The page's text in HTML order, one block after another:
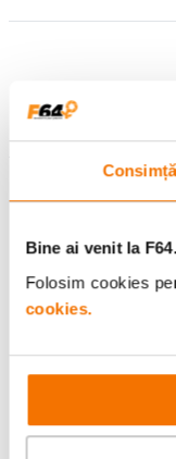
Bine ai venit la
Folosim cookies
cookies.
Comenzi si
+40 21 270
Program de lucru
Showroom
Bd-ul Unirii 64,